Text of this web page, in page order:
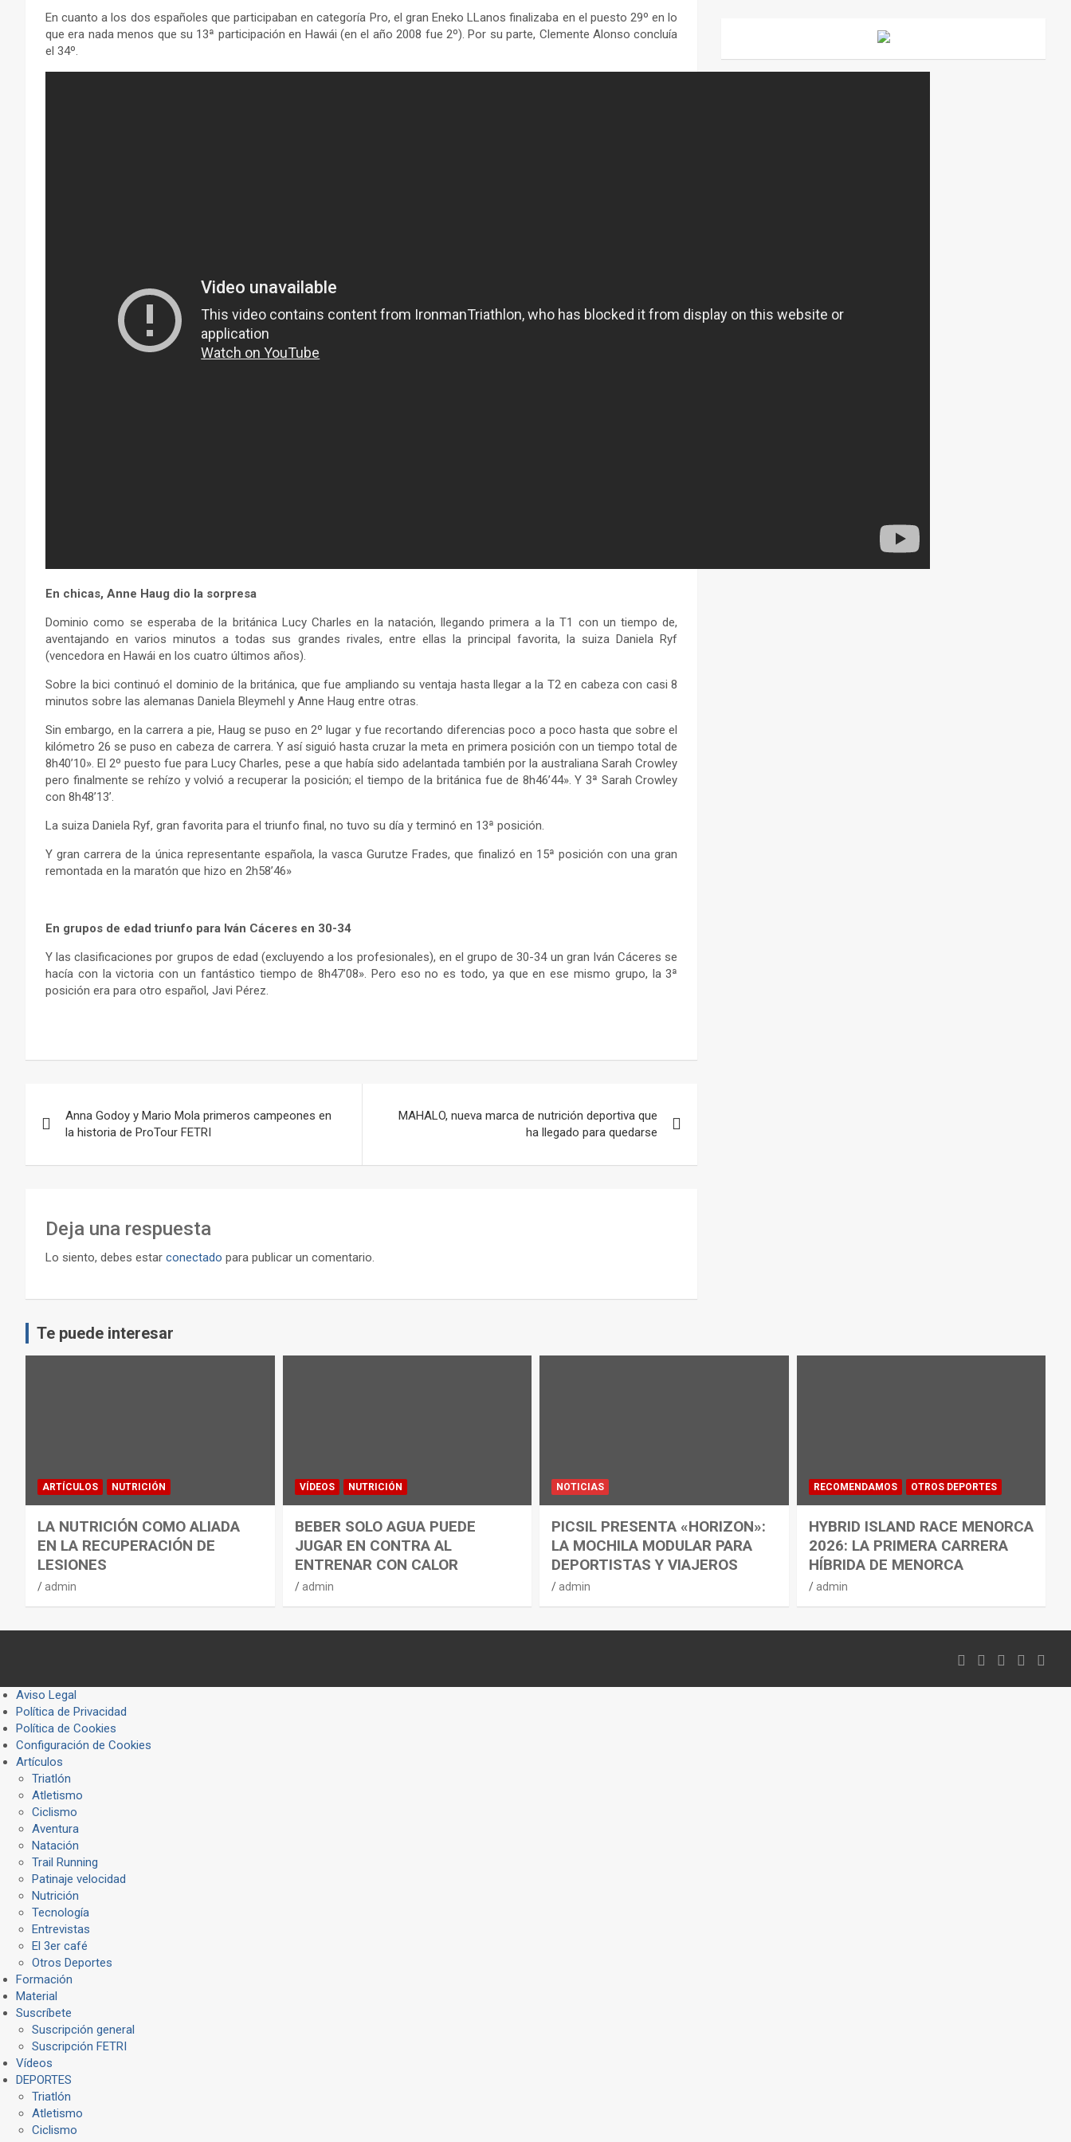
En cuanto a los dos españoles que participaban en categoría Pro, el gran Eneko LLanos finalizaba en el puesto 29º en lo
que era nada menos que su 13ª participación en Hawái (en el año 2008 fue 2º). Por su parte, Clemente Alonso concluía
el 34º.
En chicas, Anne Haug dio la sorpresa
Dominio como se esperaba de la británica Lucy Charles en la natación, llegando primera a la T1 con un tiempo de,
aventajando en varios minutos a todas sus grandes rivales, entre ellas la principal favorita, la suiza Daniela Ryf
(vencedora en Hawái en los cuatro últimos años).
Sobre la bici continuó el dominio de la británica, que fue ampliando su ventaja hasta llegar a la T2 en cabeza con casi 8
minutos sobre las alemanas Daniela Bleymehl y Anne Haug entre otras.
Sin embargo, en la carrera a pie, Haug se puso en 2º lugar y fue recortando diferencias poco a poco hasta que sobre el
kilómetro 26 se puso en cabeza de carrera. Y así siguió hasta cruzar la meta en primera posición con un tiempo total de
8h40’10». El 2º puesto fue para Lucy Charles, pese a que había sido adelantada también por la australiana Sarah Crowley
pero finalmente se rehízo y volvió a recuperar la posición; el tiempo de la británica fue de 8h46’44». Y 3ª Sarah Crowley
con 8h48’13’.
La suiza Daniela Ryf, gran favorita para el triunfo final, no tuvo su día y terminó en 13ª posición.
Y gran carrera de la única representante española, la vasca Gurutze Frades, que finalizó en 15ª posición con una gran
remontada en la maratón que hizo en 2h58’46»
En grupos de edad triunfo para Iván Cáceres en 30-34
Y las clasificaciones por grupos de edad (excluyendo a los profesionales), en el grupo de 30-34 un gran Iván Cáceres se
hacía con la victoria con un fantástico tiempo de 8h47’08». Pero eso no es todo, ya que en ese mismo grupo, la 3ª
posición era para otro español, Javi Pérez.
de
entradas
Anna Godoy y Mario Mola primeros campeones en
la historia de ProTour FETRI
MAHALO, nueva marca de nutrición deportiva que
ha llegado para quedarse
Deja una respuesta
Lo siento, debes estar conectado para publicar un comentario.
Te puede interesar
ARTÍCULOS NUTRICIÓN
LA NUTRICIÓN COMO ALIADA
EN LA RECUPERACIÓN DE
LESIONES
admin
VÍDEOS NUTRICIÓN
BEBER SOLO AGUA PUEDE
JUGAR EN CONTRA AL
ENTRENAR CON CALOR
admin
NOTICIAS
PICSIL PRESENTA «HORIZON»:
LA MOCHILA MODULAR PARA
DEPORTISTAS Y VIAJEROS
admin
RECOMENDAMOS OTROS DEPORTES
HYBRID ISLAND RACE MENORCA
2026: LA PRIMERA CARRERA
HÍBRIDA DE MENORCA
admin
Aviso Legal
Política de Privacidad
Política de Cookies
Configuración de Cookies
Artículos
Triatlón
Atletismo
Ciclismo
Aventura
Natación
Trail Running
Patinaje velocidad
Nutrición
Tecnología
Entrevistas
El 3er café
Otros Deportes
Formación
Material
Suscríbete
Suscripción general
Suscripción FETRI
Vídeos
DEPORTES
Triatlón
Atletismo
Ciclismo